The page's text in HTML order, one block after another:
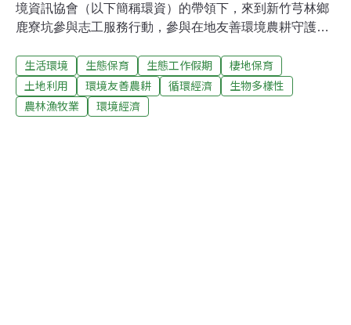
境資訊協會（以下簡稱環資）的帶領下，來到新竹芎林鄉
鹿寮坑參與志工服務行動，參與在地友善環境農耕守護自
一個半小時內，完成了6000公斤的改良土製作，並協力採
收超過280斤的無毒海梨柑。改變，從土壤開始近年來，
農地長期承受含有重金屬的化肥或農藥，土壤酸化、貧
瘠、有毒物質沉積等狀況日漸嚴重，唯有讓土壤恢復健
生活環境 生態保育 生態工作假期
棲地保育
土地利用
環境友善農耕 循環經濟
生物多樣性
農林漁牧業
環境經濟